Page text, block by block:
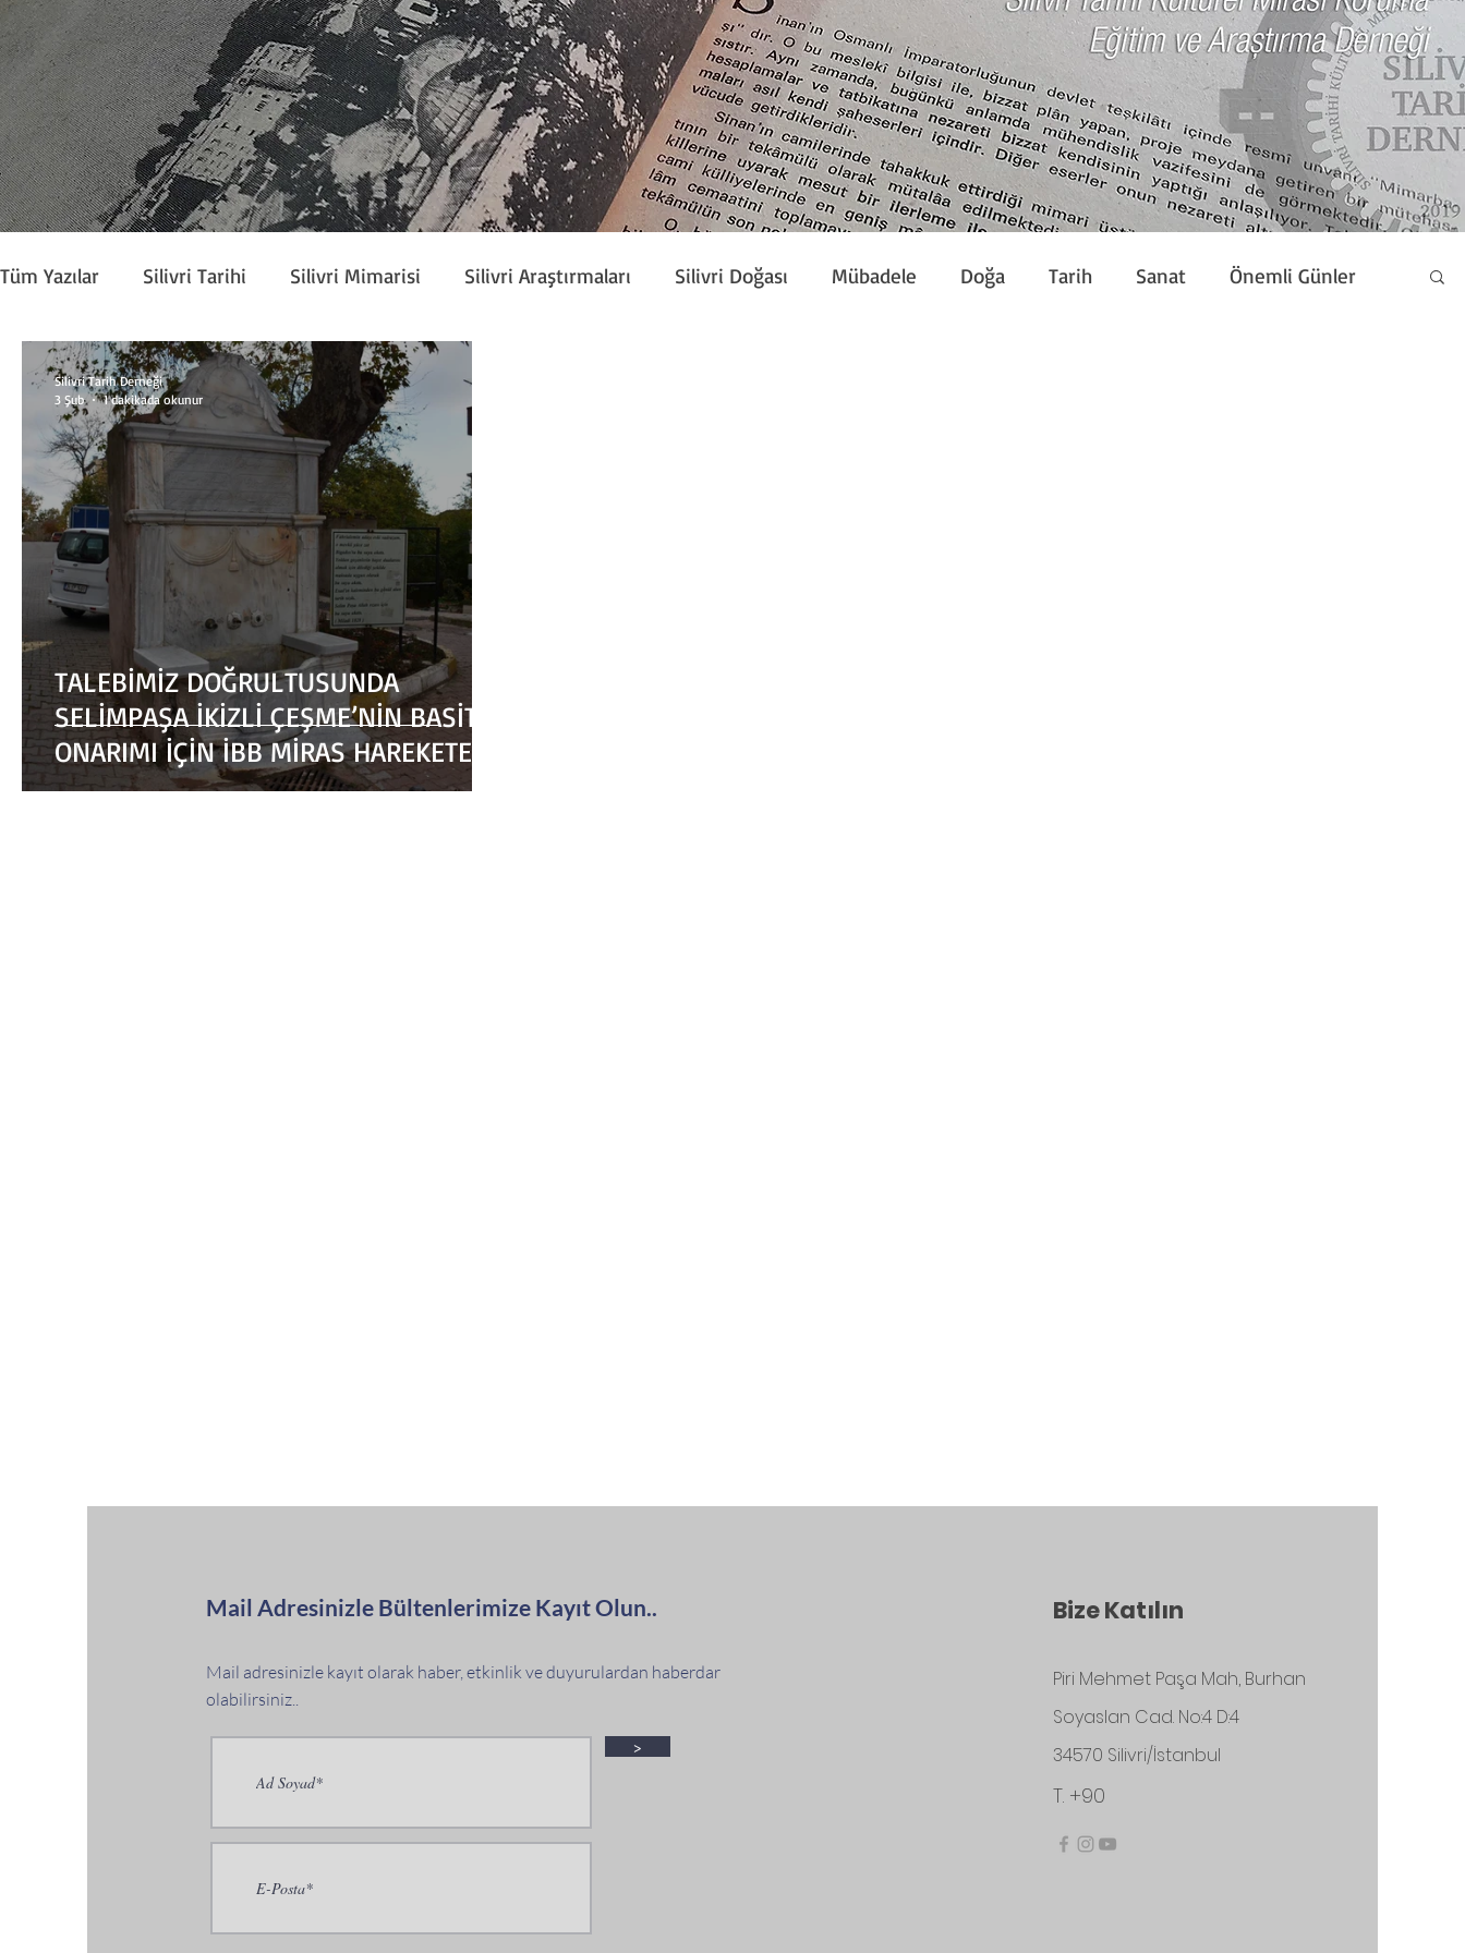
Tüm Yazılar Silivri Tarihi Silivri Mimarisi Silivri Araştırmaları Silivri Doğası Mübadele Doğa Tarih Sanat Önemli Günler
Köşe Yazarları Silivri Tarih Derneği Bülteni
TALEBİMİZ DOĞRULTUSUNDA
SELİMPAŞA İKİZLİ ÇEŞME’NİN BASİT
ONARIMI İÇİN İBB MİRAS HAREKETE
GEÇİYOR
Silivri Tarih Derneği
3 Şub
1 dakikada okunur
Mail Adresinizle Bültenlerimize Kayıt Olun..
Mail adresinizle kayıt olarak haber, etkinlik ve duyurulardan haberdar
olabilirsiniz..
>
Bize Katılın
Piri Mehmet Paşa Mah, Burhan
Soyaslan Cad. No:4 D:4
34570 Silivri/İstanbul
T. +90